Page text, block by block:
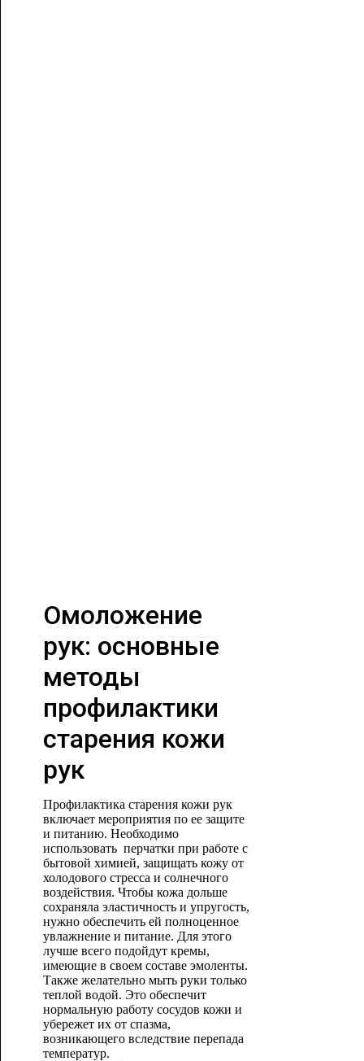
Омоложение
рук: основные
методы
профилактики
старения кожи
рук
Профилактика старения кожи рук
включает мероприятия по ее защите
и питанию. Необходимо
использовать перчатки при работе с
бытовой химией, защищать кожу от
холодового стресса и солнечного
воздействия. Чтобы кожа дольше
сохраняла эластичность и упругость,
нужно обеспечить ей полноценное
увлажнение и питание. Для этого
лучше всего подойдут кремы,
имеющие в своем составе эмоленты.
Также желательно мыть руки только
теплой водой. Это обеспечит
нормальную работу сосудов кожи и
убережет их от спазма,
возникающего вследствие перепада
температур.